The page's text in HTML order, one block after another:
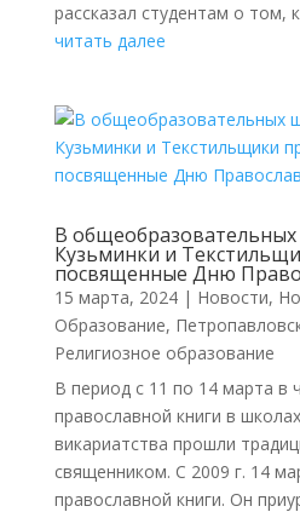
рассказал студентам о том,
читать далее
В
Кузьминки и
посвященные Дню
15 марта, 2024| Новости,
Образование,
Религиозное образование
В период с 11 по 14 марта в
православной книги в
викариатства прошли
священником. С 2009 г. 14
православной книги. Он